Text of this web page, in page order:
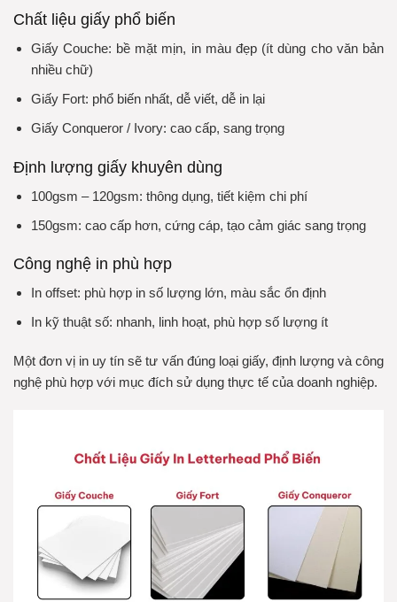
Chất liệu giấy phổ biến
Giấy Couche: bề mặt mịn, in màu đẹp (ít dùng cho văn bản
nhiều chữ)
Giấy Fort: phổ biến nhất, dễ viết, dễ in lại
Giấy Conqueror / Ivory: cao cấp, sang trọng
Định lượng giấy khuyên dùng
100gsm – 120gsm: thông dụng, tiết kiệm chi phí
150gsm: cao cấp hơn, cứng cáp, tạo cảm giác sang trọng
Công nghệ in phù hợp
In offset: phù hợp in số lượng lớn, màu sắc ổn định
In kỹ thuật số: nhanh, linh hoạt, phù hợp số lượng ít
Một đơn vị in uy tín sẽ tư vấn đúng loại giấy, định lượng và công
nghệ phù hợp với mục đích sử dụng thực tế của doanh nghiệp.